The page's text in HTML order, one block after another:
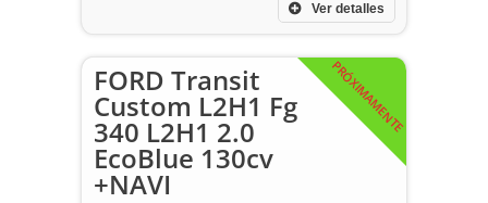
Ver detalles
PRÓXIMAMENTE
FORD Transit
Custom L2H1 Fg
340 L2H1 2.0
EcoBlue 130cv
+NAVI